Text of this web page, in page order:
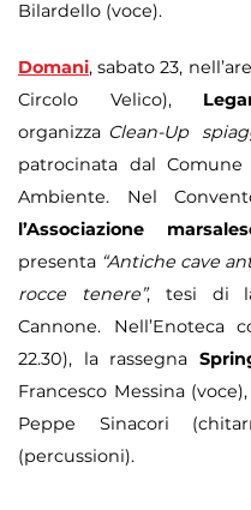
Bilardello (voce).
Domani, sabato 23,
Circolo Velico),
organizza Clean-Up 
patrocinata dal Comune
Ambiente. Nel
l’Associazione
presenta “Antiche cave
rocce tenere”, tesi di
Cannone. Nell’Enoteca
22.30), la rassegna
Francesco Messina
Peppe Sinacori
(percussioni).